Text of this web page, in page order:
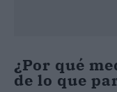
¿Por qué
de lo que